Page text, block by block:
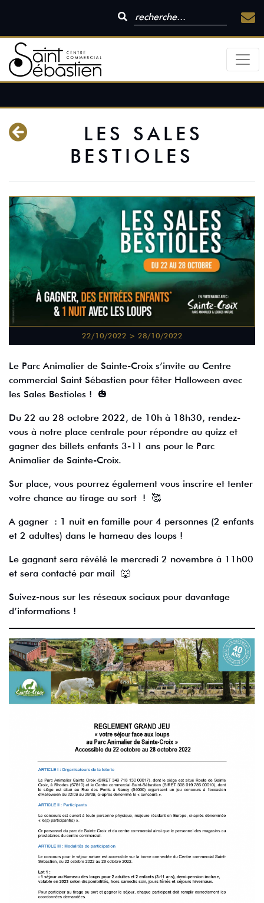
LES SALES
BESTIOLES
22/10/2022 > 28/10/2022
Le Parc Animalier de Sainte-Croix s’invite au Centre
commercial Saint Sébastien pour fêter Halloween avec
les Sales Bestioles ! 🎃
Du 22 au 28 octobre 2022, de 10h à 18h30, rendez-
vous à notre place centrale pour répondre au quizz et
gagner des billets enfants 3-11 ans pour le Parc
Animalier de Sainte-Croix.
Sur place, vous pourrez également vous inscrire et tenter
votre chance au tirage au sort ! 🥰
A gagner : 1 nuit en famille pour 4 personnes (2 enfants
et 2 adultes) dans le hameau des loups !
Le gagnant sera révélé le mercredi 2 novembre à 11h00
et sera contacté par mail 🐺
Suivez-nous sur les réseaux sociaux pour davantage
d’informations !